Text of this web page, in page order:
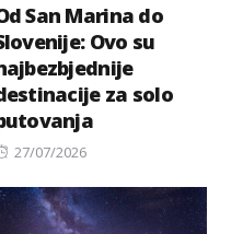
San Marina do
Ovo su
za solo
Posted
27/07/2026